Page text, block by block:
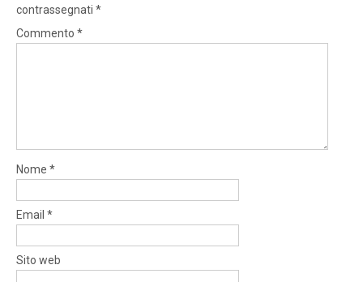
contrassegnati *
Commento *
Nome *
Email *
Sito web